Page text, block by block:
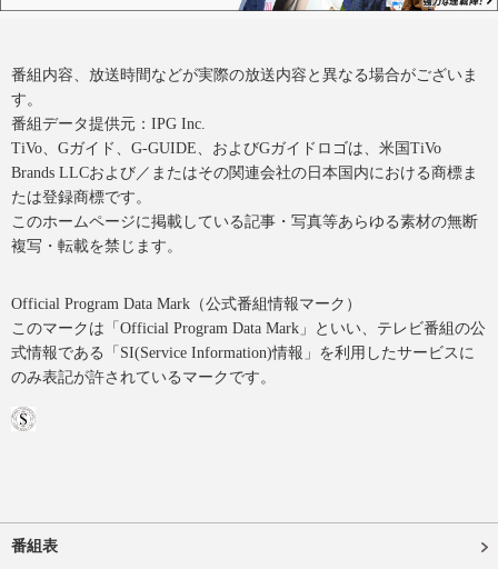
番組内容、放送時間などが実際の放送内容と異なる場合がございま
す。
番組データ提供元：IPG Inc.
TiVo、Gガイド、G-GUIDE、およびGガイドロゴは、米国TiVo
Brands LLCおよび／またはその関連会社の日本国内における商標ま
たは登録商標です。
このホームページに掲載している記事・写真等あらゆる素材の無断
複写・転載を禁じます。
Official Program Data Mark（公式番組情報マーク）
このマークは「Official Program Data Mark」といい、テレビ番組の公
式情報である「SI(Service Information)情報」を利用したサービスに
のみ表記が許されているマークです。
番組表